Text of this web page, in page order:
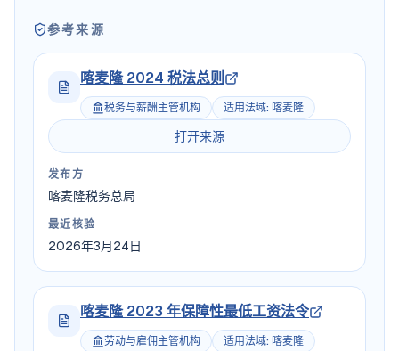
参考来源
喀麦隆 2024 税法总则
税务与薪酬主管机构 适用法域: 喀麦隆
打开来源
发布方
喀麦隆税务总局
最近核验
2026年3月24日
喀麦隆 2023 年保障性最低工资法令
劳动与雇佣主管机构 适用法域: 喀麦隆